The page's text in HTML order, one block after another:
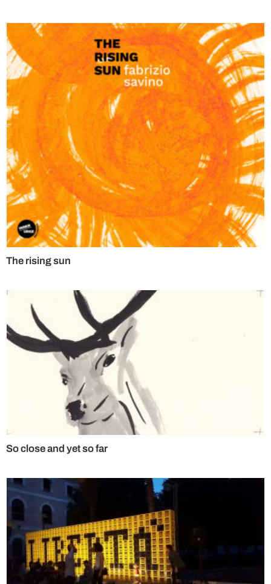
The rising sun
So close and yet so far